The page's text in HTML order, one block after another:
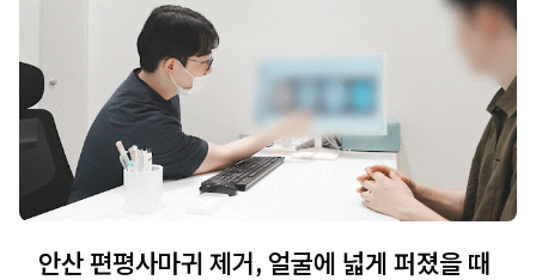
안산 편평사마귀 제거, 얼굴에 넓게 퍼졌을 때